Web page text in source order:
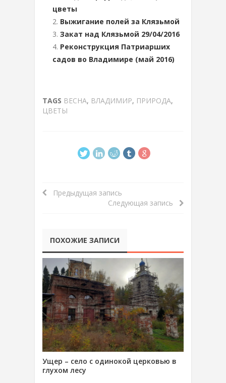
цветы
Выжигание полей за Клязьмой
Закат над Клязьмой 29/04/2016
Реконструкция Патриарших
садов во Владимире (май 2016)
TAGS ВЕСНА, ВЛАДИМИР, ПРИРОДА,
ЦВЕТЫ
Предыдущая запись
Следующая запись
ПОХОЖИЕ ЗАПИСИ
Ущер – село с одинокой церковью в
глухом лесу